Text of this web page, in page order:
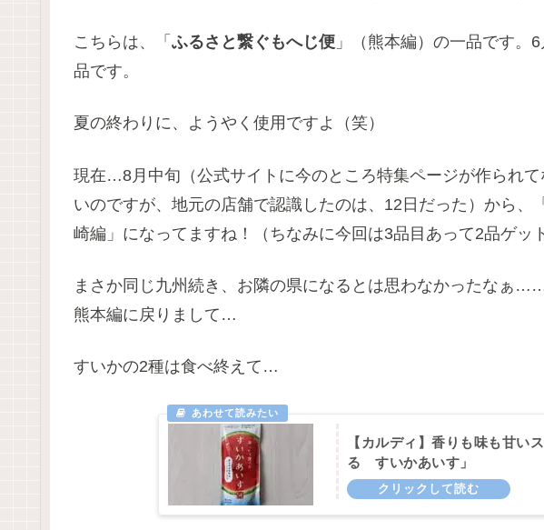
こちらは、「 ふるさと繋ぐもへじ便 」（熊本編）の一品です。
品です。
夏の終わりに、ようやく使用ですよ（笑）
現在…8月中旬（公式サイトに今のところ特集ページが作られ
いのですが、地元の店舗で認識したのは、12日だった）から、
崎編」になってますね！（ちなみに今回は3品目あって2品ゲッ
まさか同じ九州続き、お隣の県になるとは思わなかったなぁ
熊本編に戻りまして…
すいかの2種は食べ終えて…
【カルディ】香りも味も甘い
る すいかあいす」